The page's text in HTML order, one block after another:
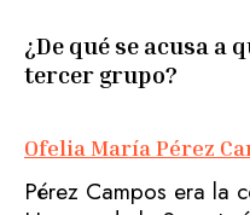
¿De qué se acusa a
tercer grupo?
Ofelia María Pérez
Pérez Campos era la